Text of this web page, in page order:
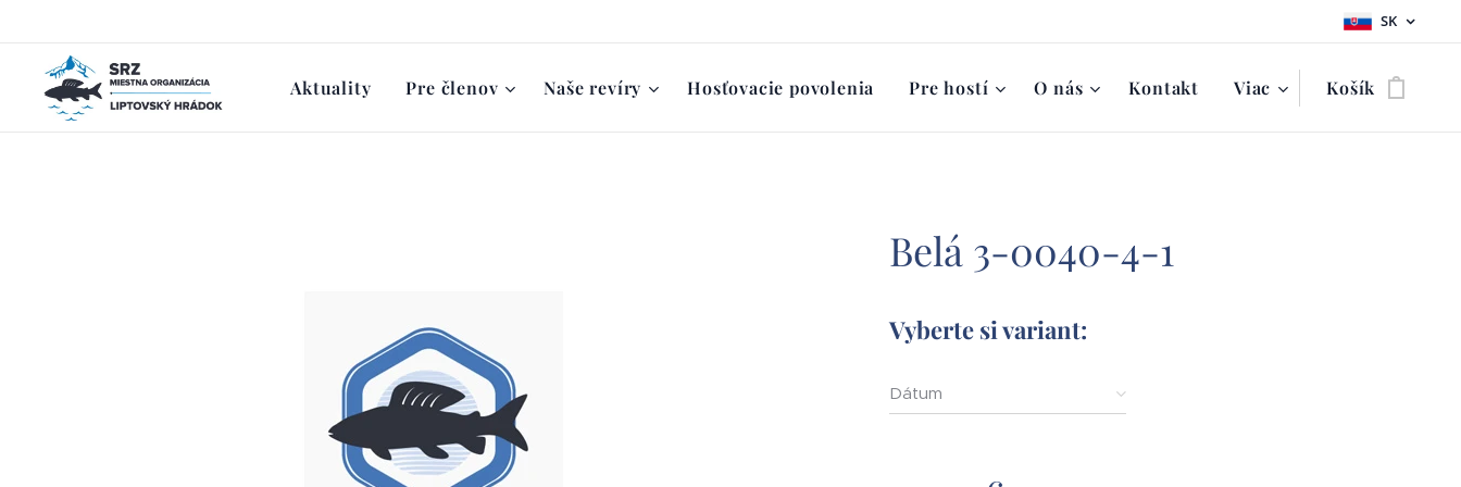
SK
Aktuality Pre členov Naše revíry Hosťovacie povolenia Pre hostí O nás Kontakt Viac Košík
Belá 3-0040-4-1
Vyberte si variant:
Dátum